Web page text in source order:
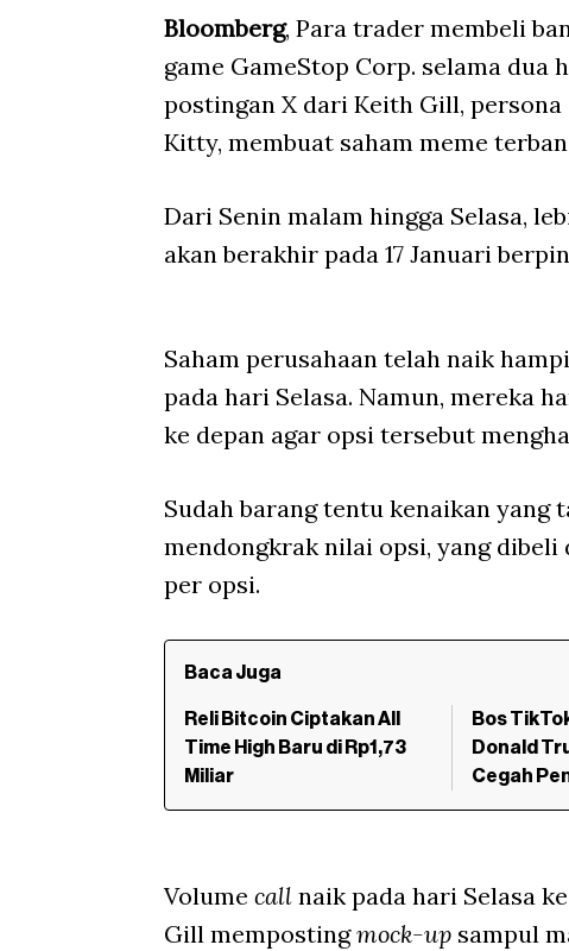
Bloomberg, Para trader membeli
game GameStop Corp. selama
postingan X dari Keith Gill,
Kitty, membuat saham meme
Dari Senin malam hingga Selasa,
akan berakhir pada 17 Januari
Saham perusahaan telah naik
pada hari Selasa. Namun, mereka
ke depan agar opsi tersebut
Sudah barang tentu kenaikan yang
mendongkrak nilai opsi, yang dibeli
per opsi.
Baca Juga
Reli Bitcoin Ciptakan All
Time High Baru di Rp1,73
Miliar
Bos
Donald
Cegah
Volume call naik pada hari Selasa
Gill mempostingmock-up sampul